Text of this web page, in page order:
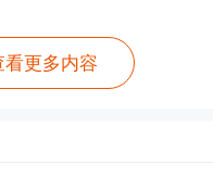
就是对货币政
看更多内容